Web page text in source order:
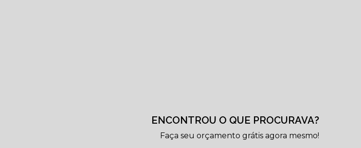
ENCONTROU O QUE PROCURAVA?
Faça seu orçamento grátis agora mesmo!